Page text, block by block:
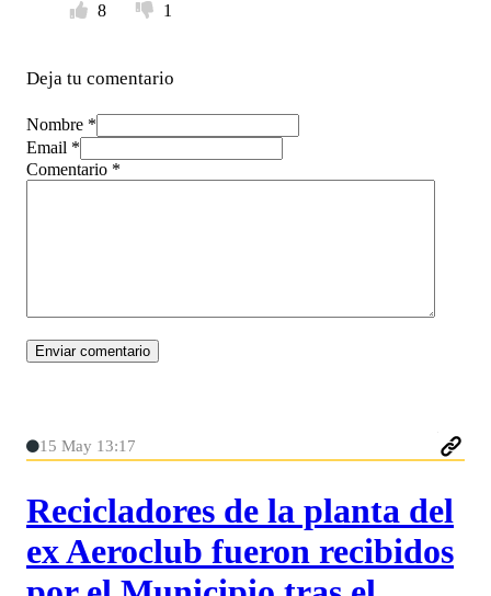
8
1
Deja tu comentario
Nombre *
Email *
Comentario *
15 May 13:17
Recicladores de la planta del
ex Aeroclub fueron recibidos